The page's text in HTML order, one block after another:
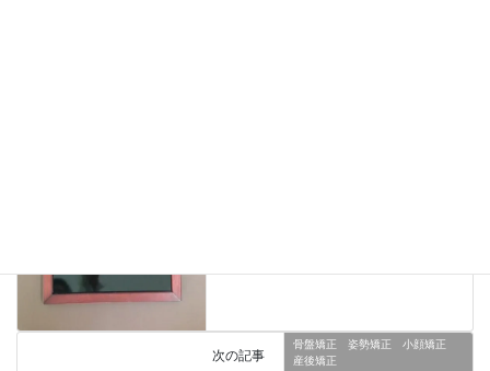
骨盤矯正 姿勢矯正 小顔矯正
産後矯正
次の記事